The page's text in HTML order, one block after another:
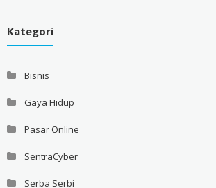
Kategori
Bisnis
Gaya Hidup
Pasar Online
SentraCyber
Serba Serbi